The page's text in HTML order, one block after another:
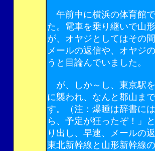
午前中に横浜の体育館
た。電車を乗り継いで山
が、オヤジとしてはその
メールの返信や、オヤジ
うと目論んでいました。
が、しか～し、東京駅
に襲われ、なんと郡山ま
す。（注：爆睡は辞書に
ら、予定が狂ったぞ！」
り出し、早速、メールの
東北新幹線と山形新幹線